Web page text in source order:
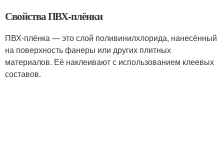
Свойства ПВХ-плёнки
ПВХ-плёнка — это слой поливинилхлорида, нанесённый
на поверхность фанеры или других плитных
материалов. Её наклеивают с использованием клеевых
составов.